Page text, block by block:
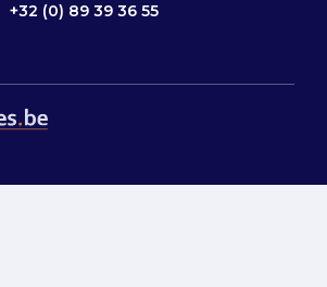
+32 (0) 89 39 36 55